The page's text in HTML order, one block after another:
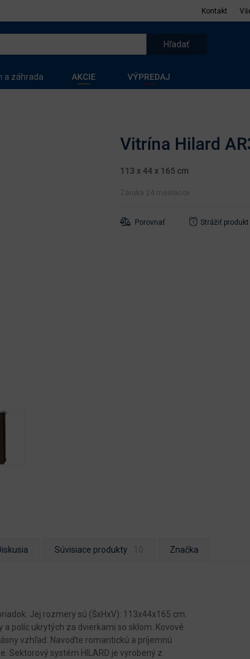
Kontakt
a záhrada AKCIE VÝPREDAJ
Vitrína Hilard
113 x 44 x 165 cm
Záruka 24 mesiacov
Porovnať Strážiť produkt
Súvisiace produkty Značka
Jej rozmery sú (ŠxHxV): 113x44x165 cm.
políc ukrytých za dvierkami so sklom. Kovové
vzhľad. Navoďte romantickú a príjemnú
Sektorový systém HILARD je vyrobený z